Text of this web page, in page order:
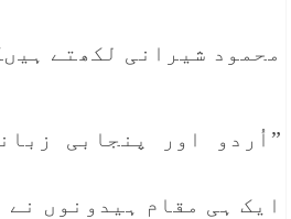
محمود شیرانی لکھتے
”اُردو اور پنجابی
ایک ہی مقام ہیدونوں